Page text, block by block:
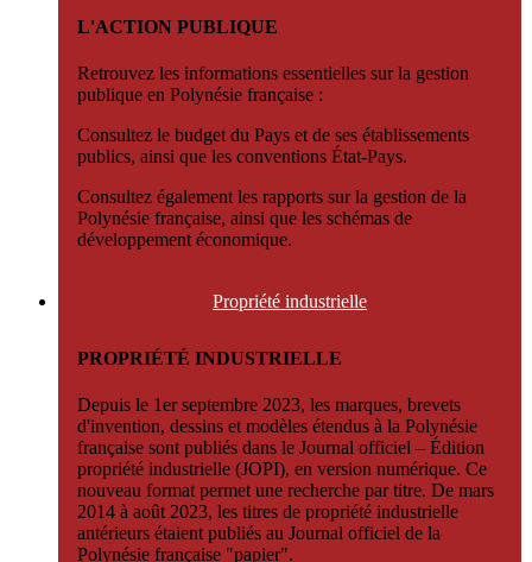
L'ACTION PUBLIQUE
Retrouvez les informations essentielles sur la gestion
publique en Polynésie française :
Consultez le budget du Pays et de ses établissements
publics, ainsi que les conventions État-Pays.
Consultez également les rapports sur la gestion de la
Polynésie française, ainsi que les schémas de
développement économique.
Propriété industrielle
PROPRIÉTÉ INDUSTRIELLE
Depuis le 1er septembre 2023, les marques, brevets
d'invention, dessins et modèles étendus à la Polynésie
française sont publiés dans le Journal officiel – Édition
propriété industrielle (JOPI), en version numérique. Ce
nouveau format permet une recherche par titre. De mars
2014 à août 2023, les titres de propriété industrielle
antérieurs étaient publiés au Journal officiel de la
Polynésie française "papier".